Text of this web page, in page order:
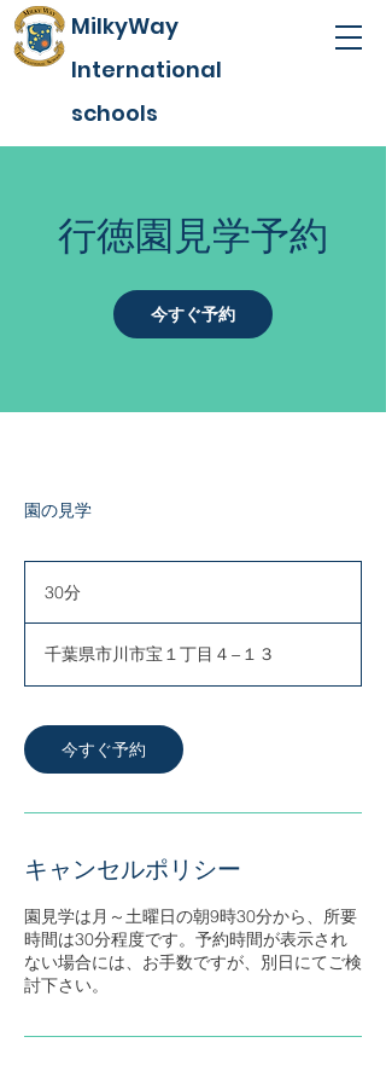
MilkyWay
International
schools
行徳園見学予約
今すぐ予約
園の見学
30分
千葉県市川市宝１丁目４−１３
今すぐ予約
キャンセルポリシー
園見学は月～土曜日の朝9時30分から、所要
時間は30分程度です。予約時間が表示され
ない場合には、お手数ですが、別日にてご検
討下さい。